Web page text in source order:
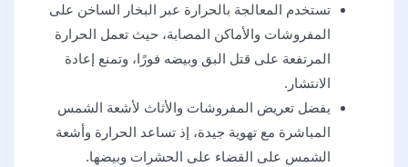
تستخدم المعالجة بالحرارة عبر البخار الساخن على
المفروشات والأماكن المصابة، حيث تعمل الحرارة
المرتفعة على قتل البق وبيضه فورًا، وتمنع إعادة
الانتشار.
يفضل تعريض المفروشات والأثاث لأشعة الشمس
المباشرة مع تهوية جيدة، إذ تساعد الحرارة وأشعة
الشمس على القضاء على الحشرات وبيضها.